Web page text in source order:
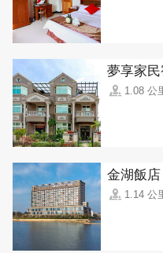
夢享家民
1.08 公
金湖飯店
1.14 公